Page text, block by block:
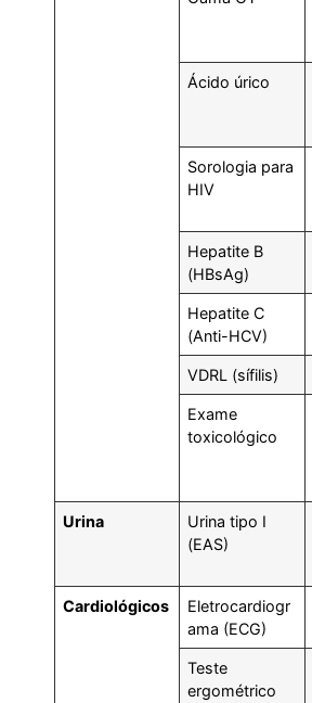
Ácido úrico
Sorologia para
HIV
Hepatite B
(HBsAg)
Hepatite C
(Anti-HCV)
VDRL (sífilis)
Exame
toxicológico
Urina
Urina tipo I
(EAS)
Cardiológicos
Eletrocardiogr
ama (ECG)
Teste
ergométrico